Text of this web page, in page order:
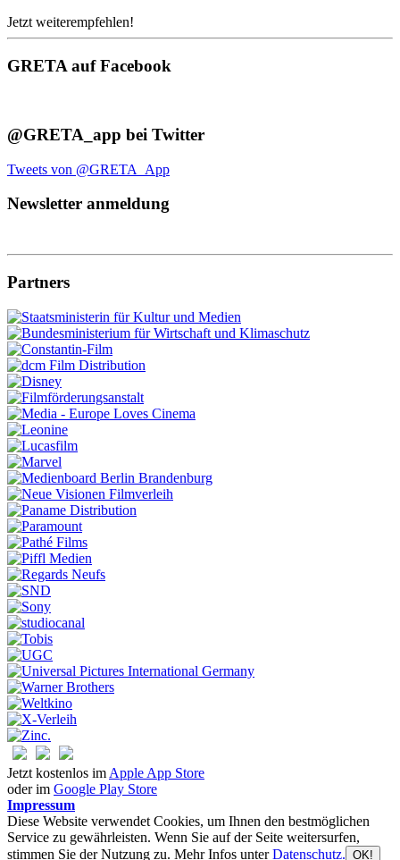
Jetzt weiterempfehlen!
GRETA auf Facebook
@GRETA_app bei Twitter
Tweets von @GRETA_App
Newsletter anmeldung
Partners
Jetzt kostenlos im Apple App Store
oder im Google Play Store
Impressum
Diese Website verwendet Cookies, um Ihnen den bestmöglichen
Service zu gewährleisten. Wenn Sie auf der Seite weitersurfen,
stimmen Sie der Nutzung zu. Mehr Infos unterDatenschutz. OK!